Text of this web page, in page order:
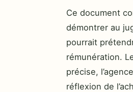
Ce document
démontrer au
pourrait
rémunération.
précise,
réflexion de